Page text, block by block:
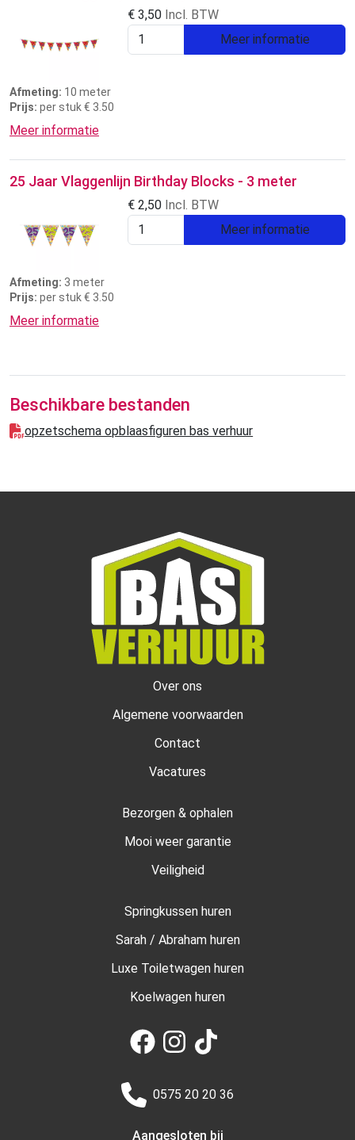
€ 3,50 Incl. BTW
Meer informatie
Afmeting: 10 meter
Prijs: per stuk € 3.50
Meer informatie
25 Jaar Vlaggenlijn Birthday Blocks - 3 meter
€ 2,50 Incl. BTW
Meer informatie
Afmeting: 3 meter
Prijs: per stuk € 3.50
Meer informatie
Beschikbare bestanden
opzetschema opblaasfiguren bas verhuur
Over ons
Algemene voorwaarden
Contact
Vacatures
Bezorgen & ophalen
Mooi weer garantie
Veiligheid
Springkussen huren
Sarah / Abraham huren
Luxe Toiletwagen huren
Koelwagen huren
0575 20 20 36
Aangesloten bij